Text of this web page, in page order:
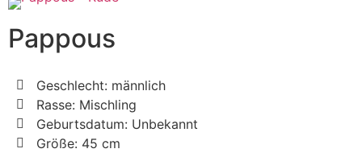
Pappous
Geschlecht: männlich
Rasse: Mischling
Geburtsdatum: Unbekannt
Größe: 45 cm